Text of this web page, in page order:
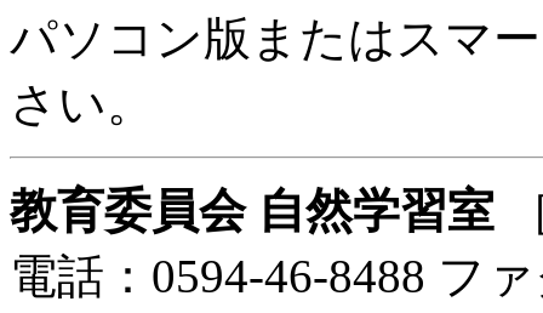
パソコン版またはスマ
さい。
教育委員会 自然学習室
電話：0594-46-8488 フ